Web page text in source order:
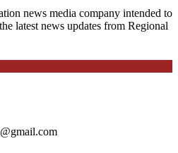
news media company intended to
latest news updates from Regional